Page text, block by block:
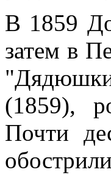
В 1859
затем в
(1859),
Почти